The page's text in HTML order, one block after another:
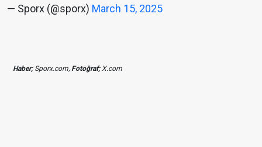
— Sporx (@sporx) March 15, 2025
Haber;Sporx.com, Fotoğraf;X.com